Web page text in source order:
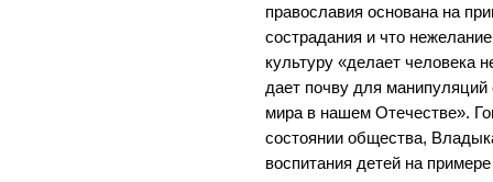
православия основана на
сострадания и что
культуру «делает человека
дает почву для
мира в нашем Отечестве».
состоянии общества,
воспитания детей на